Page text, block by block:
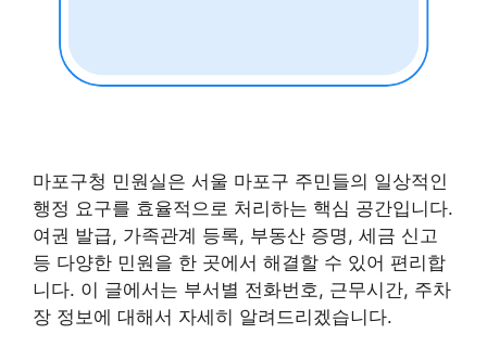
마포구청 민원실은 서울 마포구 주민들의 일상적인
행정 요구를 효율적으로 처리하는 핵심 공간입니다.
여권 발급, 가족관계 등록, 부동산 증명, 세금 신고
등 다양한 민원을 한 곳에서 해결할 수 있어 편리합
니다. 이 글에서는 부서별 전화번호, 근무시간, 주차
장 정보에 대해서 자세히 알려드리겠습니다.